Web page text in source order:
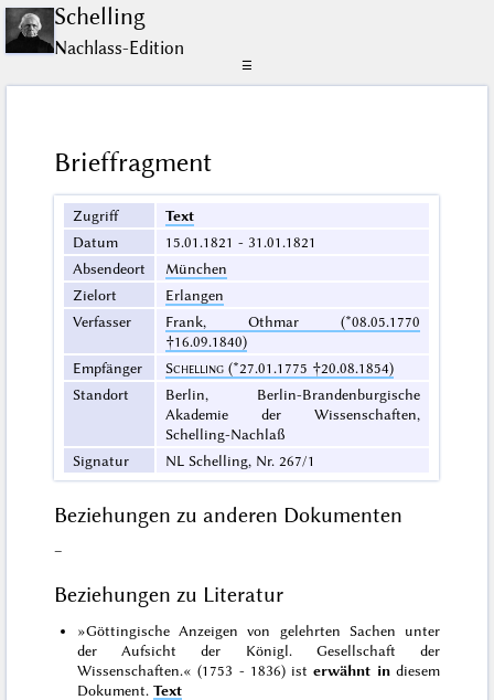
Schelling
Nachlass-Edition
☰
Brieffragment
Zugriff
Text
Datum
15.01.1821 - 31.01.1821
Absendeort
München
Zielort
Erlangen
Verfasser
Frank, Othmar (*08.05.1770
†16.09.1840)
Empfänger
Schelling (*27.01.1775 †20.08.1854)
Standort
Berlin, Berlin-Brandenburgische
Akademie der Wissenschaften,
Schelling-Nachlaß
Signatur
NL Schelling, Nr. 267/1
Beziehungen zu anderen Dokumenten
–
Beziehungen zu Literatur
»Göttingische Anzeigen von gelehrten Sachen unter
der Aufsicht der Königl. Gesellschaft der
Wissenschaften.« (1753 - 1836) isterwähnt indiesem
Dokument.Text